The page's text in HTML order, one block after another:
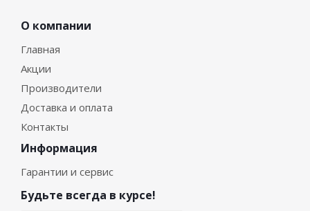
О компании
Главная
Акции
Производители
Доставка и оплата
Контакты
Информация
Гарантии и сервис
Будьте всегда в курсе!